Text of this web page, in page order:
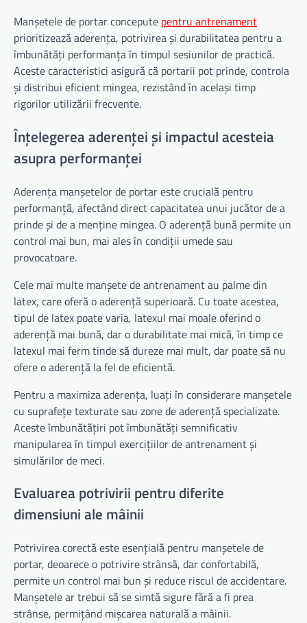
Manșetele de portar concepute pentru antrenament
prioritizează aderența, potrivirea și durabilitatea pentru a
îmbunătăți performanța în timpul sesiunilor de practică.
Aceste caracteristici asigură că portarii pot prinde, controla
și distribui eficient mingea, rezistând în același timp
rigorilor utilizării frecvente.
Înțelegerea aderenței și impactul acesteia
asupra performanței
Aderența manșetelor de portar este crucială pentru
performanță, afectând direct capacitatea unui jucător de a
prinde și de a menține mingea. O aderență bună permite un
control mai bun, mai ales în condiții umede sau
provocatoare.
Cele mai multe manșete de antrenament au palme din
latex, care oferă o aderență superioară. Cu toate acestea,
tipul de latex poate varia, latexul mai moale oferind o
aderență mai bună, dar o durabilitate mai mică, în timp ce
latexul mai ferm tinde să dureze mai mult, dar poate să nu
ofere o aderență la fel de eficientă.
Pentru a maximiza aderența, luați în considerare manșetele
cu suprafețe texturate sau zone de aderență specializate.
Aceste îmbunătățiri pot îmbunătăți semnificativ
manipularea în timpul exercițiilor de antrenament și
simulărilor de meci.
Evaluarea potrivirii pentru diferite
dimensiuni ale mâinii
Potrivirea corectă este esențială pentru manșetele de
portar, deoarece o potrivire strânsă, dar confortabilă,
permite un control mai bun și reduce riscul de accidentare.
Manșetele ar trebui să se simtă sigure fără a fi prea
strânse, permițând mișcarea naturală a mâinii.